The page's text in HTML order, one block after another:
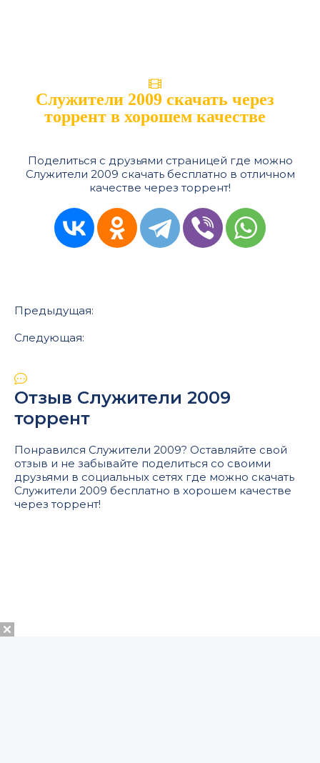
Служители 2009 скачать через
торрент в хорошем качестве
Поделиться с друзьями страницей где можно
Служители 2009 скачать бесплатно в отличном
качестве через торрент!
Предыдущая:
Следующая:
Отзыв Служители 2009
торрент
Понравился Служители 2009? Оставляйте свой
отзыв и не забывайте поделиться со своими
друзьями в социальных сетях где можно скачать
Служители 2009 бесплатно в хорошем качестве
через торрент!